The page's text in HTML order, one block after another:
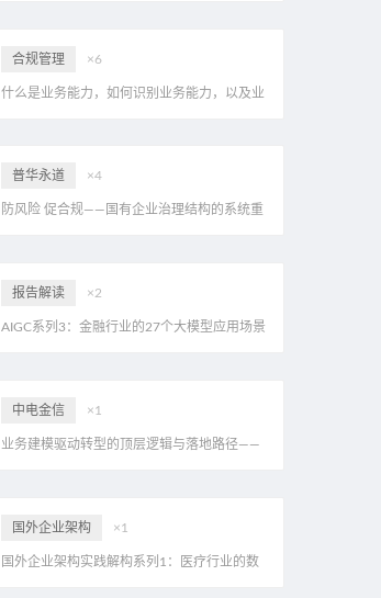
合规管理 ×6
什么是业务能力，如何识别业务能力，以及业
普华永道 ×4
防风险 促合规——国有企业治理结构的系统重
报告解读 ×2
AIGC系列3：金融行业的27个大模型应用场景
中电金信 ×1
业务建模驱动转型的顶层逻辑与落地路径——
国外企业架构 ×1
国外企业架构实践解构系列1：医疗行业的数